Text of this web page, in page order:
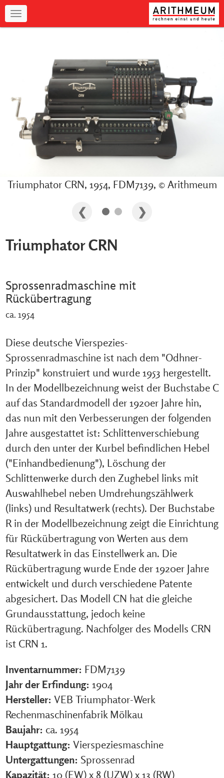
Navigation
Triumphator CRN, 1954, FDM7139, © Arithmeum
Triumphator CRN
Sprossenradmaschine mit
Rückübertragung
ca. 1954
Diese deutsche Vierspezies-
Sprossenradmaschine ist nach dem "Odhner-
Prinzip" konstruiert und wurde 1953 hergestellt.
In der Modellbezeichnung weist der Buchstabe C
auf das Standardmodell der 1920er Jahre hin,
das nun mit den Verbesserungen der folgenden
Jahre ausgestattet ist: Schlittenverschiebung
durch den unter der Kurbel befindlichen Hebel
("Einhandbedienung"), Löschung der
Schlittenwerke durch den Zughebel links mit
Auswahlhebel neben Umdrehungszählwerk
(links) und Resultatwerk (rechts). Der Buchstabe
R in der Modellbezeichnung zeigt die Einrichtung
für Rückübertragung von Werten aus dem
Resultatwerk in das Einstellwerk an. Die
Rückübertragung wurde Ende der 1920er Jahre
entwickelt und durch verschiedene Patente
abgesichert. Das Modell CN hat die gleiche
Grundausstattung, jedoch keine
Rückübertragung. Nachfolger des Modells CRN
ist CRN 1.
Inventarnummer: FDM7139
Jahr der Erfindung: 1904
Hersteller: VEB Triumphator-Werk
Rechenmaschinenfabrik Mölkau
Baujahr: ca. 1954
Hauptgattung: Vierspeziesmaschine
Untergattungen: Sprossenrad
Kapazität: 10 (EW) x 8 (UZW) x 13 (RW)